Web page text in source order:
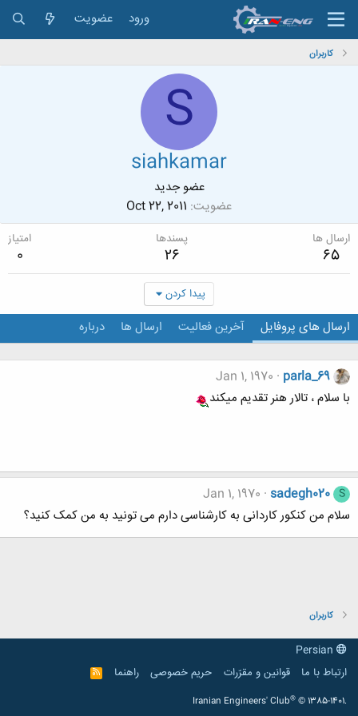
ورود عضویت
کاربران
S
siahkamar
عضو جدید
عضویت Oct 22, 2011
ارسال ها
65
پسندها
26
امتیاز
0
پیدا کردن
ارسال های پروفایل آخرین فعالیت ارسال ها درباره
parla_69
Jan 1, 1970
با سلام ، تالار هنر تقدیم میکند
S
sadegh020
Jan 1, 1970
سلام من کنکور کاردانی به کارشناسی دارم می تونید به من کمک کنید؟
کاربران
ارتباط با ما
قوانین و مقرّرات حریم خصوصی راهنما
R
S
Iranian Engineers' Club® © 1385-1401.